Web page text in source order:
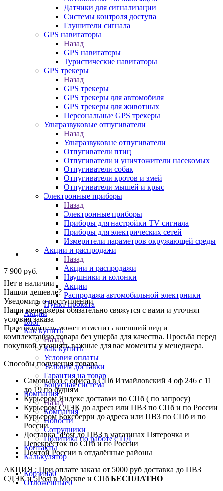
Датчики для сигнализации
Системы контроля доступа
Глушители сигнала
GPS навигаторы
Назад
GPS навигаторы
Туристические навигаторы
GPS трекеры
Назад
GPS трекеры
GPS трекеры для автомобиля
GPS трекеры для животных
Персональные GPS трекеры
Ультразвуковые отпугиватели
Назад
Ультразвуковые отпугиватели
Отпугиватели птиц
Отпугиватели и уничтожители насекомых
Отпугиватели собак
Отпугиватели кротов и змей
Отпугиватели мышей и крыс
Электронные приборы
Назад
Электронные приборы
Приборы для настройки TV сигнала
Приборы для электрических сетей
Измерители параметров окружающей среды
Акции и распродажи
Назад
Акции и распродажи
Наушники и колонки
Акции
Распродажа автомобильной электрники
Пункт проката
Акции
Блог
Как купить
Назад
Как купить
Условия оплаты
Условия доставки
Гарантия на товар
Бонусная система
Компания
Назад
Компания
Новости
Сотрудники
Политика по работе с ПД
Контакты
Калькулятор
Корзина0
Отложенные0
7 900 руб.
Нет в наличии
Нашли дешевле?
Уведомить о поступлении
Наши менеджеры обязательно свяжутся с вами и уточнят
условия заказа
Производитель может изменить внешний вид и
комплектацию товара без ущерба для качества. Просьба перед
покупкой уточнять важные для вас моменты у менеджера.
Способы получения товара
Самовывоз с офиса в СПб Измайловский 4 оф 246 с 11
до 19 по будням
Курьером Яндекс доставки по СПб ( по запросу)
Курьером СДЭК до адреса или ПВЗ по СПб и по России
Курьером Боксберри до адреса или ПВЗ по СПб и по
России
Доставка 5Post до ПВЗ в магазинах Пятерочка и
Перекрёсток по СПб и по России
Почтой России в отдалённые районы
АКЦИЯ : При оплате заказа от 5000 руб доставка до ПВЗ
СДЭК и 5Post в Москве и СПб БЕСПЛАТНО